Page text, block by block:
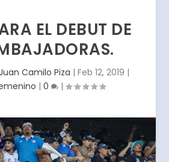
EL DEBUT DE
Camilo Piza | Feb 12, 2019 |
| 0 |